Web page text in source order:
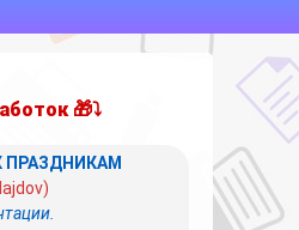
🎁⤵
ПРАЗДНИКАМ